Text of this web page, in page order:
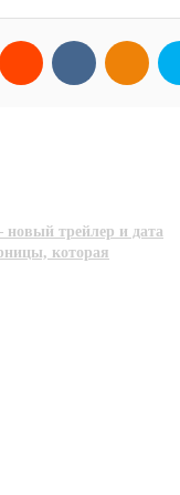
Reddit Вконтакте
трейлер и дата
которая